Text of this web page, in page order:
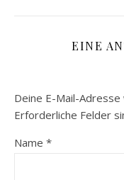
EINE
Deine E-Mail-
Erforderliche Felder
Name *